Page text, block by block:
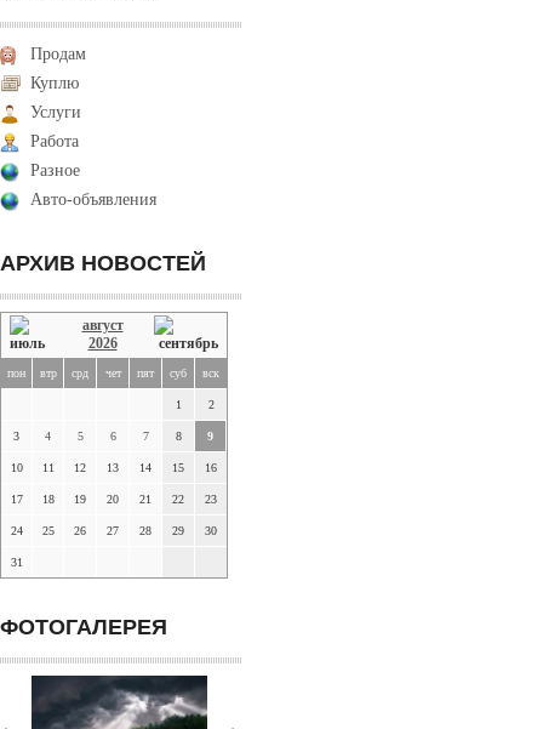
Продам
Куплю
Услуги
Работа
Разное
Авто-объявления
АРХИВ НОВОСТЕЙ
август
2026
пон втр срд чет пят суб вск
1 2
3 4 5 6 7 8 9
10 11 12 13 14 15 16
17 18 19 20 21 22 23
24 25 26 27 28 29 30
31
ФОТОГАЛЕРЕЯ